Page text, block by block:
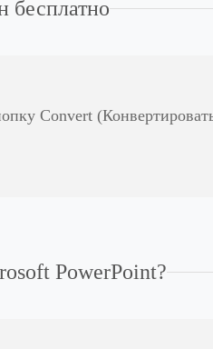
бесплатно
Convert
PowerPoint?